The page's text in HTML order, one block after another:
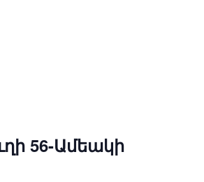
56-Ամեակի